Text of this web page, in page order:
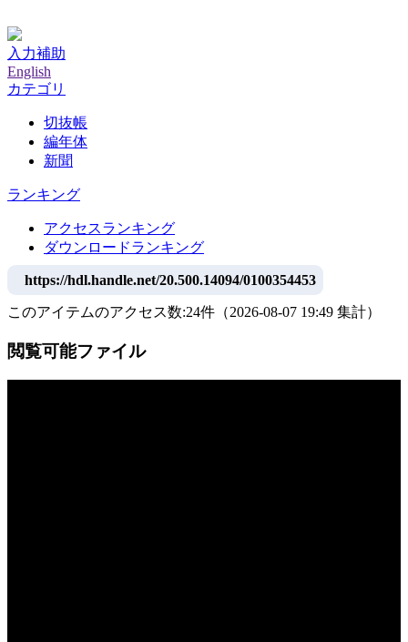
入力補助
English
カテゴリ
切抜帳
編年体
新聞
ランキング
アクセスランキング
ダウンロードランキング
https://hdl.handle.net/20.500.14094/0100354453
このアイテムのアクセス数:24件 （2026-08-07 19:49 集計）
閲覧可能ファイル